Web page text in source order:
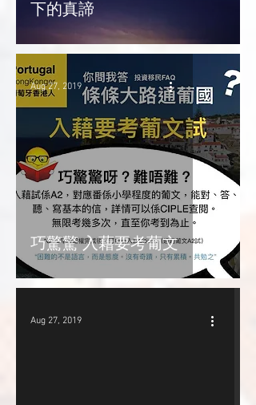
下的真諦
巧驚驚 入藉要考葡文
Aug 27, 2019
Aug 27, 2019